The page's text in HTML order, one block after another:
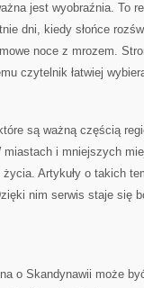
jest wyobraźnia. To
dni, kiedy słońce
noce z mrozem.
czytelnik łatwiej
są ważną częścią
i mniejszych
Artykuły o takich
nim serwis staje się
o Skandynawii może